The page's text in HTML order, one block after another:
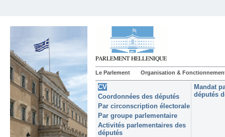
Le Parlement Organisation &
CV
Coordonnées des députés
Par circonscription électorale
Par groupe parlementaire
Activités parlementaires des
députés
Mandat
députés